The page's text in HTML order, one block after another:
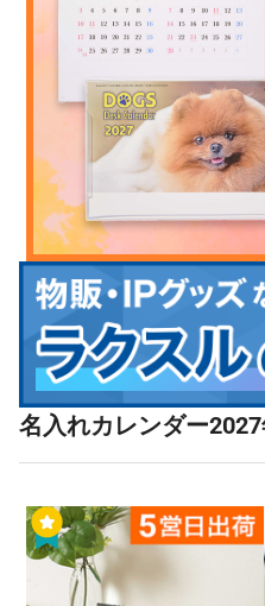
名入れカレンダー